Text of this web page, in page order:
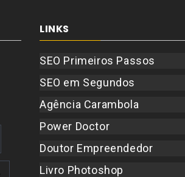
LINKS
SEO Primeiros Passos
SEO em Segundos
Agência Carambola
Power Doctor
Doutor Empreendedor
Livro Photoshop